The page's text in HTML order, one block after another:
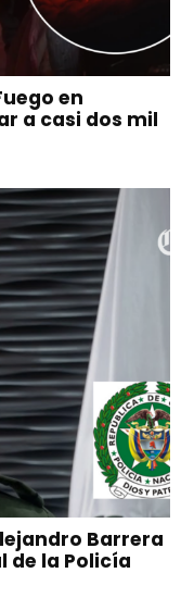
en
a casi dos mil
Barrera
de la Policía